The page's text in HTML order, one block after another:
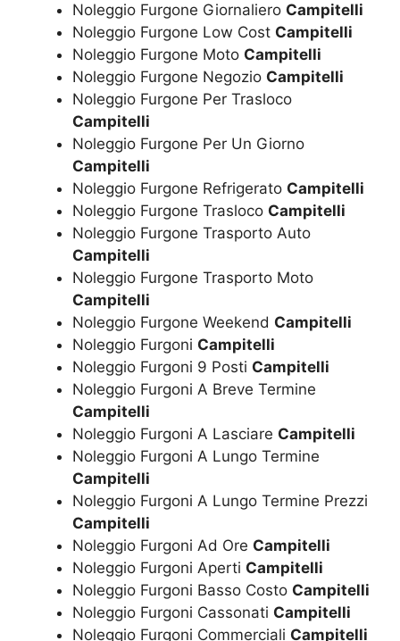
Noleggio Furgone Giornaliero Campitelli
Noleggio Furgone Low Cost Campitelli
Noleggio Furgone Moto Campitelli
Noleggio Furgone Negozio Campitelli
Noleggio Furgone Per Trasloco
Campitelli
Noleggio Furgone Per Un Giorno
Campitelli
Noleggio Furgone Refrigerato Campitelli
Noleggio Furgone Trasloco Campitelli
Noleggio Furgone Trasporto Auto
Campitelli
Noleggio Furgone Trasporto Moto
Campitelli
Noleggio Furgone Weekend Campitelli
Noleggio Furgoni Campitelli
Noleggio Furgoni 9 Posti Campitelli
Noleggio Furgoni A Breve Termine
Campitelli
Noleggio Furgoni A Lasciare Campitelli
Noleggio Furgoni A Lungo Termine
Campitelli
Noleggio Furgoni A Lungo Termine Prezzi
Campitelli
Noleggio Furgoni Ad Ore Campitelli
Noleggio Furgoni Aperti Campitelli
Noleggio Furgoni Basso Costo Campitelli
Noleggio Furgoni Cassonati Campitelli
Noleggio Furgoni Commerciali Campitelli